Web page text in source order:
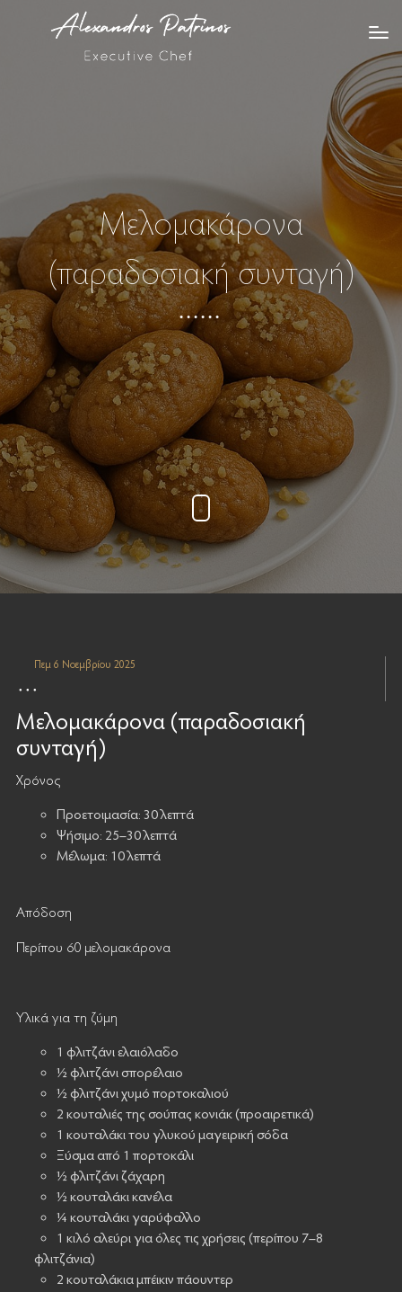
Μελομακάρονα
(παραδοσιακή συνταγή)
Πεμ 6 Νοεμβρίου 2025
Μελομακάρονα (παραδοσιακή
συνταγή)
Χρόνος
Προετοιμασία: 30 λεπτά
Ψήσιμο: 25–30 λεπτά
Μέλωμα: 10 λεπτά
Απόδοση
Περίπου 60 μελομακάρονα
Υλικά για τη ζύμη
1 φλιτζάνι ελαιόλαδο
½ φλιτζάνι σπορέλαιο
½ φλιτζάνι χυμό πορτοκαλιού
2 κουταλιές της σούπας κονιάκ (προαιρετικά)
1 κουταλάκι του γλυκού μαγειρική σόδα
Ξύσμα από 1 πορτοκάλι
½ φλιτζάνι ζάχαρη
½ κουταλάκι κανέλα
¼ κουταλάκι γαρύφαλλο
1 κιλό αλεύρι για όλες τις χρήσεις (περίπου 7–8
φλιτζάνια)
2 κουταλάκια μπέικιν πάουντερ